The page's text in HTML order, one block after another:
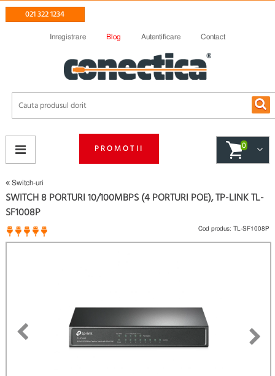
021 322 1234
Inregistrare Blog Autentificare Contact
PROMOTII 0
Switch-uri
SWITCH 8 PORTURI 10/100MBPS (4 PORTURI POE), TP-LINK TL-
SF1008P
1 opinii
Cod produs: TL-SF1008P